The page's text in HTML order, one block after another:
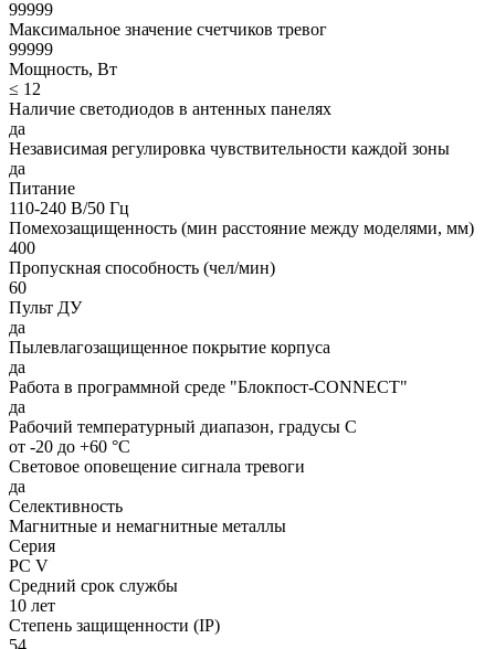
99999
Максимальное значение счетчиков тревог
99999
Мощность, Вт
≤ 12
Наличие светодиодов в антенных панелях
да
Независимая регулировка чувствительности каждой зоны
да
Питание
110-240 В/50 Гц
Помехозащищенность (мин расстояние между моделями, мм)
400
Пропускная способность (чел/мин)
60
Пульт ДУ
да
Пылевлагозащищенное покрытие корпуса
да
Работа в программной среде "Блокпост-CONNECT"
да
Рабочий температурный диапазон, градусы С
от -20 до +60 °C
Световое оповещение сигнала тревоги
да
Селективность
Магнитные и немагнитные металлы
Серия
РС V
Средний срок службы
10 лет
Степень защищенности (IP)
54